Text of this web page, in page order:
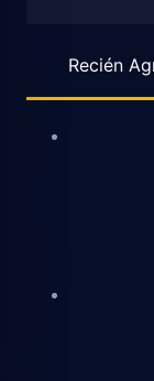
Recién